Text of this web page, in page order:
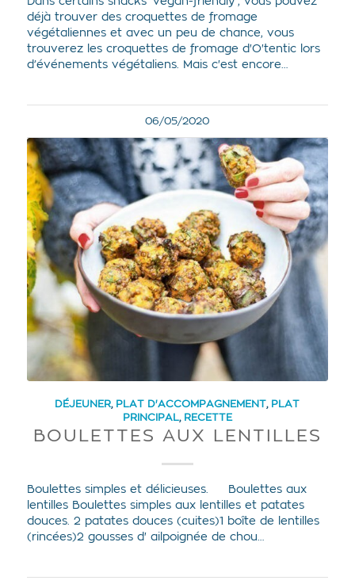
déjà trouver des croquettes de fromage
végétaliennes et avec un peu de chance, vous
trouverez les croquettes de fromage d'O'tentic lors
d’événements végétaliens. Mais c'est encore…
06/05/2020
DÉJEUNER, PLAT D'ACCOMPAGNEMENT , PLAT
PRINCIPAL, RECETTE
BOULETTES AUX LENTILLES
Boulettes simples et délicieuses. Boulettes aux
lentilles Boulettes simples aux lentilles et patates
douces. 2 patates douces (cuites)1 boîte de lentilles
(rincées)2 gousses d' ailpoignée de chou…